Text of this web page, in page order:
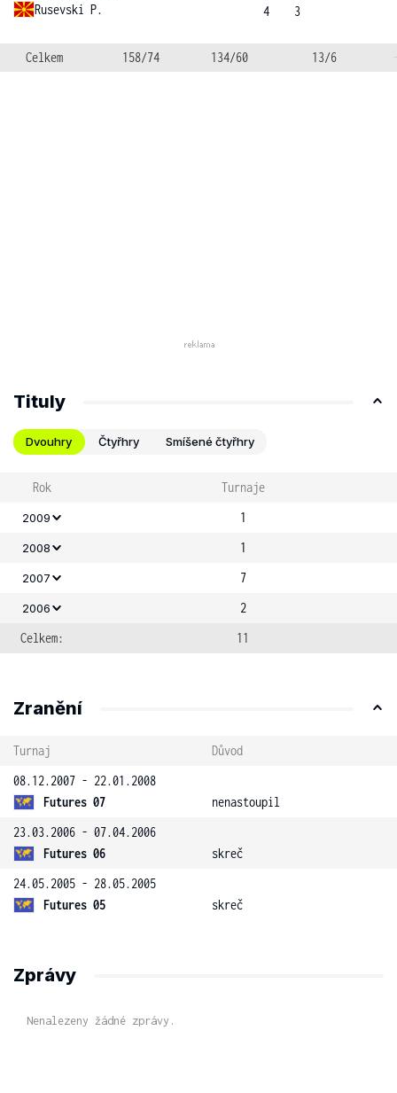
Rusevski P.
4
3
Celkem 158/74 134/60 13/6
Tituly
Dvouhry Čtyřhry Smíšené čtyřhry
Rok Turnaje
2009 1
2008 1
2007 7
2006
2
Celkem:
11
Zranění
Turnaj
Důvod
08.12.2007 - 22.01.2008
Futures 07
nenastoupil
23.03.2006 - 07.04.2006
Futures 06
skreč
24.05.2005 - 28.05.2005
Futures 05
skreč
Zprávy
Nenalezeny žádné zprávy.